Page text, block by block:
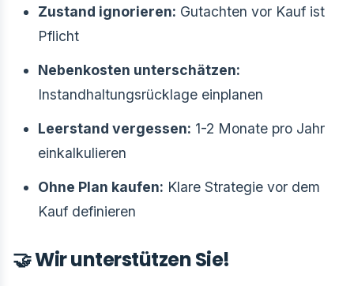
Zustand ignorieren: Gutachten vor Kauf ist
Pflicht
Nebenkosten unterschätzen:
Instandhaltungsrücklage einplanen
Leerstand vergessen: 1-2 Monate pro Jahr
einkalkulieren
Ohne Plan kaufen: Klare Strategie vor dem
Kauf definieren
🤝 Wir unterstützen Sie!